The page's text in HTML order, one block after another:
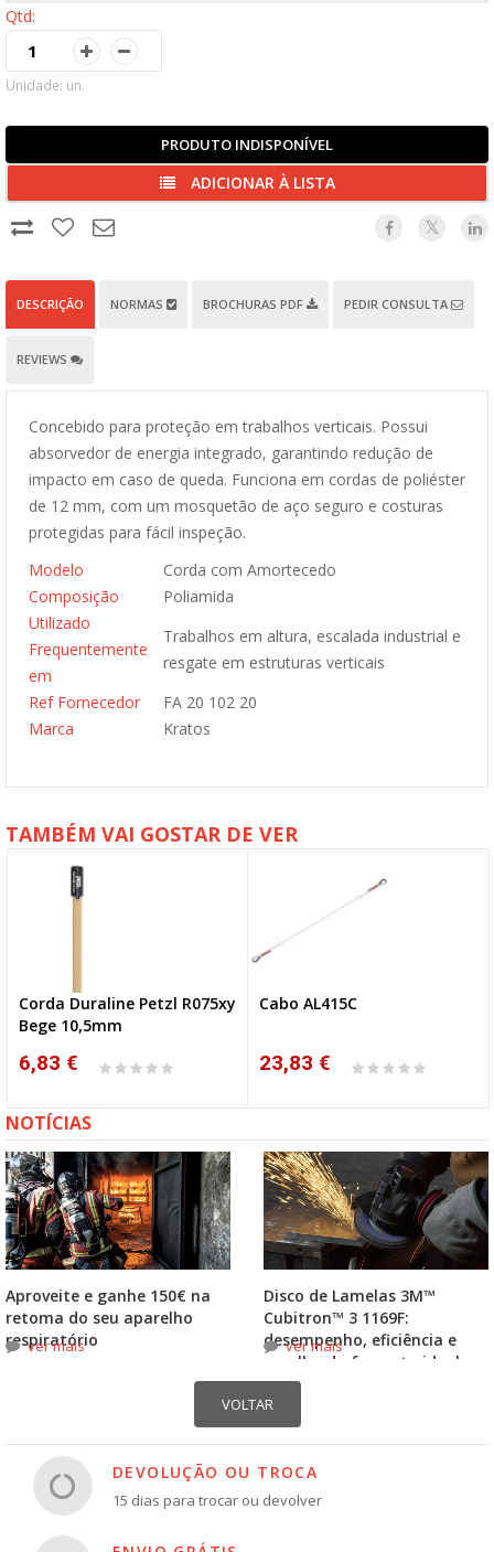
Qtd:
Unidade: un.
PRODUTO INDISPONÍVEL
ADICIONAR À LISTA
DESCRIÇÃO NORMAS BROCHURAS PDF PEDIR CONSULTA
REVIEWS
Concebido para proteção em trabalhos verticais. Possui
absorvedor de energia integrado, garantindo redução de
impacto em caso de queda. Funciona em cordas de poliéster
de 12 mm, com um mosquetão de aço seguro e costuras
protegidas para fácil inspeção.
Modelo
Corda com Amortecedo
Composição
Poliamida
Utilizado
Frequentemente
em
Trabalhos em altura, escalada industrial e
resgate em estruturas verticais
Ref Fornecedor
FA 20 102 20
Marca
Kratos
TAMBÉM VAI GOSTAR DE VER
Corda Duraline Petzl R075xy
Bege 10,5mm
6,83 €
Cabo AL415C
23,83 €
NOTÍCIAS
Aproveite e ganhe 150€ na
retoma do seu aparelho
respiratório
ver mais
Disco de Lamelas 3M™
Cubitron™ 3 1169F:
desempenho, eficiência e
escolha do formato ideal
ver mais
DEVOLUÇÃO OU TROCA
15 dias para trocar ou devolver